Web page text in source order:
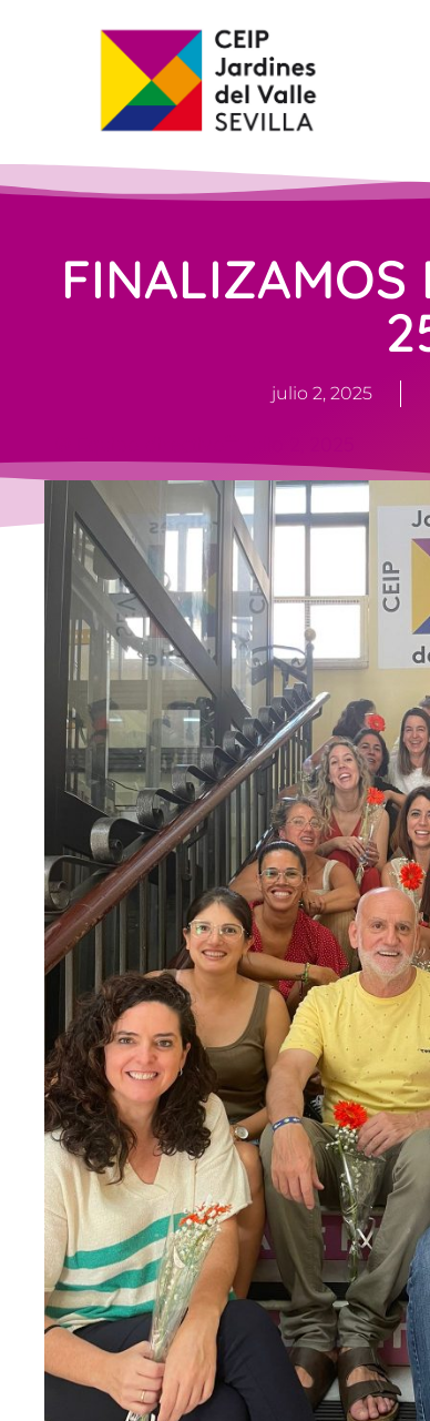
FINALIZAMOS
julio 2, 2025